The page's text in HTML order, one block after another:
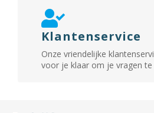
Klantenservice
Onze vriendelijke
voor je klaar om je vragen